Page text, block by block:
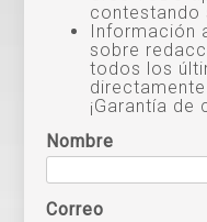
contestando
Información
sobre
todos los
¡Garantía de
Nombre
Correo